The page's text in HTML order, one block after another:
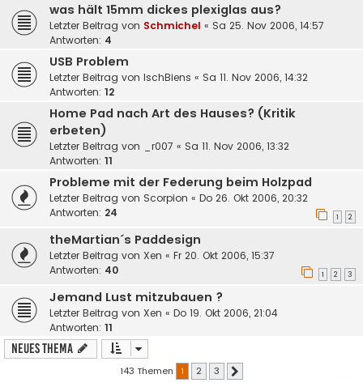
was hält 15mm dickes plexiglas aus?
Letzter Beitrag von Schmichel « Sa 25. Nov 2006, 14:57
Antworten: 4
USB Problem
Letzter Beitrag von IschBiens « Sa 11. Nov 2006, 14:32
Antworten: 12
Home Pad nach Art des Hauses? (Kritik
erbeten)
Letzter Beitrag von _r007 « Sa 11. Nov 2006, 13:32
Antworten: 11
Probleme mit der Federung beim Holzpad
Letzter Beitrag von Scorpion « Do 26. Okt 2006, 20:32
Antworten: 24 1 2
theMartian´s Paddesign
Letzter Beitrag von Xen « Fr 20. Okt 2006, 15:37
Antworten: 40 1 2 3
Jemand Lust mitzubauen ?
Letzter Beitrag von Xen « Do 19. Okt 2006, 21:04
Antworten: 11
Neues Thema
143 Themen 1 2 3